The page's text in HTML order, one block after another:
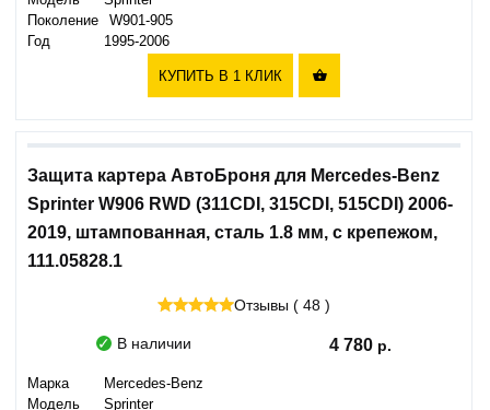
Поколение
W901-905
Год
1995-2006
КУПИТЬ В 1 КЛИК 
Защита картера АвтоБроня для Mercedes-Benz
Sprinter W906 RWD (311CDI, 315CDI, 515CDI) 2006-
2019, штампованная, сталь 1.8 мм, с крепежом,
111.05828.1
Отзывы ( 48 )
В наличии 4 780
Марка
Mercedes-Benz
Модель
Sprinter